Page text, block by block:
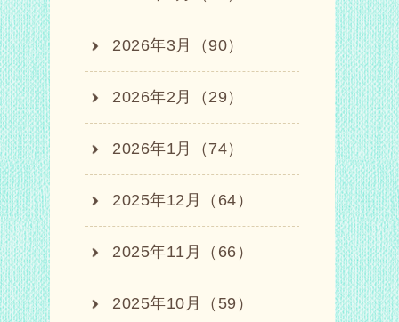
2026年3月（90）
2026年2月（29）
2026年1月（74）
2025年12月（64）
2025年11月（66）
2025年10月（59）